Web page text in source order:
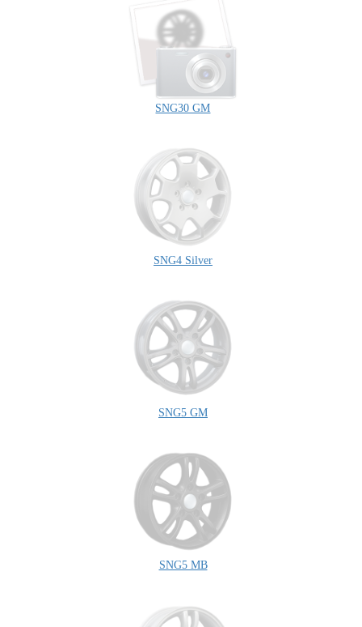
SNG30 GM
SNG4 Silver
SNG5 GM
SNG5 MB